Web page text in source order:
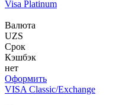
Visa Platinum
Валюта
UZS
Срок
Кэшбэк
нет
Оформить
VISA Classic/Exchange